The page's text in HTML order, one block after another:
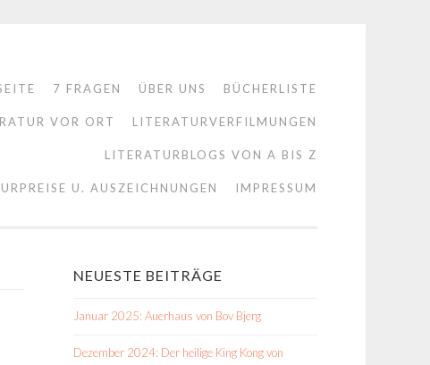
7 FRAGEN ÜBER UNS BÜCHERLISTE
VOR ORT LITERATURVERFILMUNGEN
LITERATURBLOGS VON A BIS Z
U. AUSZEICHNUNGEN IMPRESSUM
NEUESTE BEITRÄGE
Januar 2025: Auerhaus von Bov Bjerg
Dezember 2024: Der heilige King Kong von